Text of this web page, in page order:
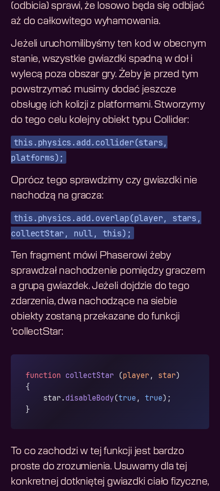
(odbicia) sprawi, że losowo będa się odbijać
aż do całkowitego wyhamowania.
Jeżeli uruchomilibyśmy ten kod w obecnym
stanie, wszystkie gwiazdki spadną w doł i
wylecą poza obszar gry. Żeby je przed tym
powstrzymać musimy dodać jeszcze
obsługę ich kolizji z platformami. Stworzymy
do tego celu kolejny obiekt typu Collider:
this.physics.add.collider(stars,
platforms);
Oprócz tego sprawdzimy czy gwiazdki nie
nachodzą na gracza:
this.physics.add.overlap(player, stars,
collectStar, null, this);
Ten fragment mówi Phaserowi żeby
sprawdzał nachodzenie pomiędzy graczem
a grupą gwiazdek. Jeżeli dojdzie do tego
zdarzenia, dwa nachodzące na siebie
obiekty zostaną przekazane do funkcji
'collectStar:
function collectStar (player , star)
{
    star.
disableBody(true , true);
}
To co zachodzi w tej funkcji jest bardzo
proste do zrozumienia. Usuwamy dla tej
konkretnej dotkniętej gwiazdki ciało fizyczne,